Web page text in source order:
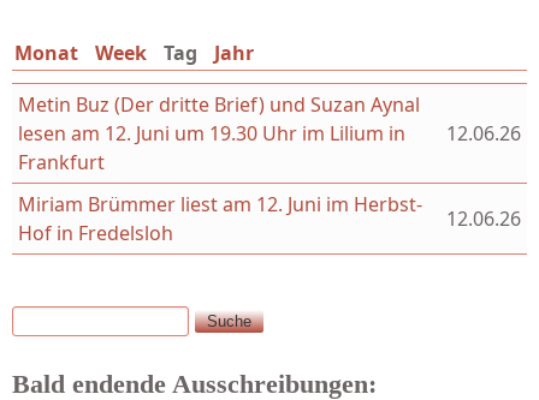
Monat Week Tag (aktiver Reiter)
Jahr
Metin Buz (Der dritte Brief) und Suzan Aynal
lesen am 12. Juni um 19.30 Uhr im Lilium in
Frankfurt
12.06.26
Miriam Brümmer liest am 12. Juni im Herbst-
Hof in Fredelsloh
12.06.26
Suchformular
Suche
Bald endende Ausschreibungen: